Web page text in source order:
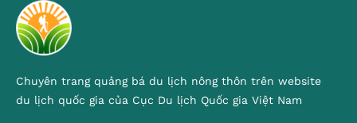
Chuyên trang quảng bá du lịch nông thôn trên website
du lịch quốc gia của Cục Du lịch Quốc gia Việt Nam